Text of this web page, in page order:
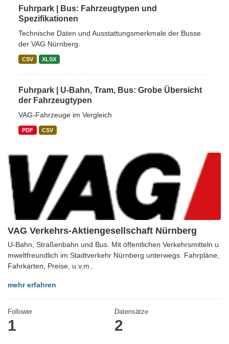
VAG Verkehrs-Aktiengesellschaft Nürnberg
U-Bahn, Straßenbahn und Bus. Mit öffentlichen Verkehrsmitteln u
mweltfreundlich im Stadtverkehr Nürnberg unterwegs. Fahrpläne,
Fahrkarten, Preise, u.v.m..
mehr erfahren
Follower
1
Datensätze
2
Fuhrpark | Bus: Fahrzeugtypen und
Spezifikationen
Technische Daten und Ausstattungsmerkmale der Busse
der VAG Nürnberg.
CSV XLSX
Fuhrpark | U-Bahn, Tram, Bus: Grobe Übersicht
der Fahrzeugtypen
VAG-Fahrzeuge im Vergleich
PDF CSV